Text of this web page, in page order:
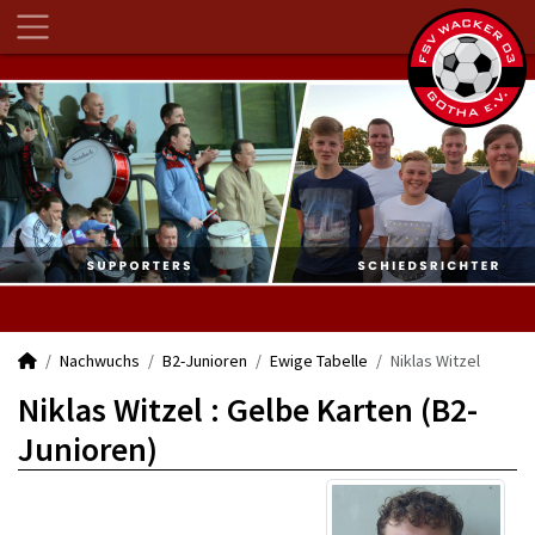
Nachwuchs B2-Junioren Ewige Tabelle Niklas Witzel
Niklas Witzel : Gelbe Karten (B2-
Junioren)